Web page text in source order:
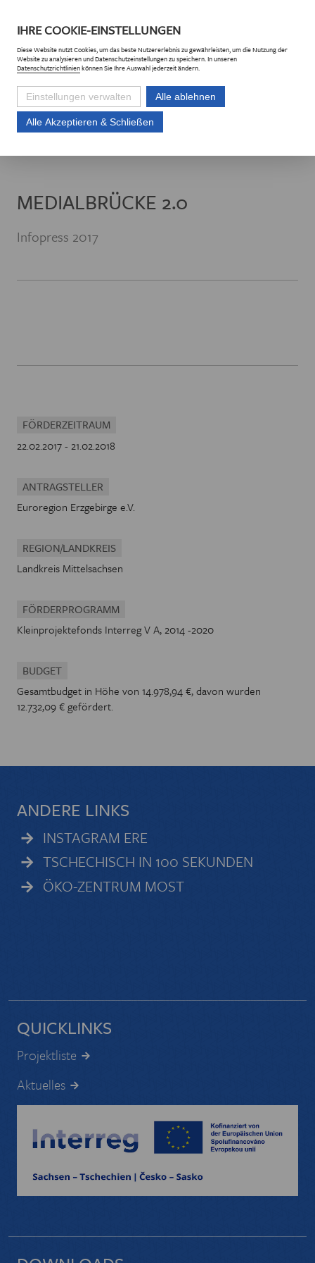
Euroregion Erzgebirge e.V. Projekte
MEDIALBRÜCKE 2.0
Infopress 2017
FÖRDERZEITRAUM
22.02.2017 - 21.02.2018
ANTRAGSTELLER
Euroregion Erzgebirge e.V.
REGION/LANDKREIS
Landkreis Mittelsachsen
FÖRDERPROGRAMM
Kleinprojektefonds Interreg V A, 2014 -2020
BUDGET
Gesamtbudget in Höhe von 14.978,94 €, davon wurden
12.732,09 € gefördert.
ANDERE LINKS
INSTAGRAM ERE
TSCHECHISCH IN 100 SEKUNDEN
ÖKO-ZENTRUM MOST
QUICKLINKS
Projektliste
Aktuelles
IHRECOOKIE-EINSTELLUNGEN
DieseWebsitenutzt Cookies, um das beste Nutzererlebnis zu gewährleisten, um die Nutzung der
Websitezu analysieren und Datenschutzeinstellungen zu speichern. In unseren
Datenschutzrichtlinienkönnen Sie Ihre Auswahl jederzeit ändern.
Einstellungen verwalten Alle ablehnen
Alle Akzeptieren & Schließen